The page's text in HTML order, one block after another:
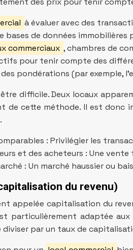
à évaluer avec des
de données
commerciaux , chambres de
pour tenir compte des
pondérations (par exemple,
difficile. Deux locaux
de cette méthode. Il est donc
.
: Privilégier les
et des acheteurs : Une
: Un marché haussier ou
du revenu)
appelée capitalisation du
particulièrement adaptée
diviser par un taux de